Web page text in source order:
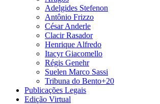
Adelgides Stefenon
Antônio Frizzo
César Anderle
Clacir Rasador
Henrique Alfredo
Itacyr Giacomello
Régis Genehr
Suelen Marco Sassi
Tribuna do Bento+20
Publicações Legais
Edição Virtual